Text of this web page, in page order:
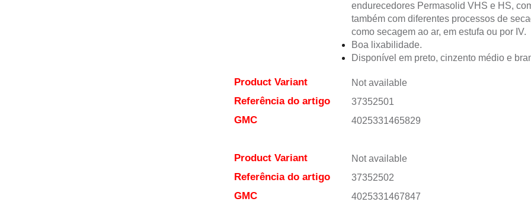
endurecedores Permasolid VHS e HS,
também com diferentes processos de
como secagem ao ar, em estufa ou por IV.
Boa lixabilidade.
Disponível em preto, cinzento médio e
Product Variant Not available
Referência do artigo 37352501
GMC 4025331465829
Product Variant Not available
Referência do artigo 37352502
GMC 4025331467847